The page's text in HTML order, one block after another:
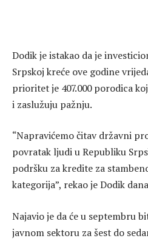
Dodik je istakao da je
Srpskoj kreće ove godine
prioritet je 407.000 porodica
i zaslužuju pažnju.
“Napravićemo čitav državni
povratak ljudi u Republiku
podršku za kredite za
kategorija”, rekao je Dodik
Najavio je da će u septembru
javnom sektoru za šest do